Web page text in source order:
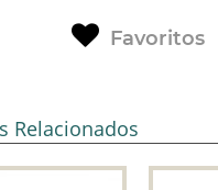
Favoritos
Relacionados